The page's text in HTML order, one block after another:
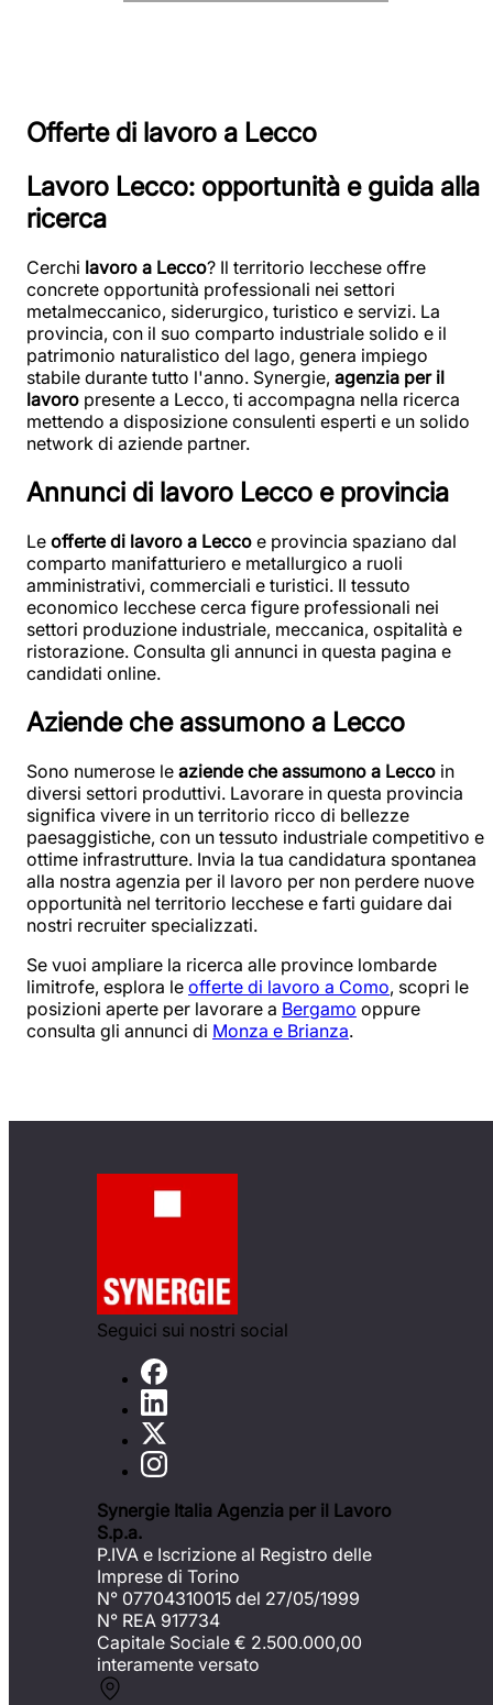
Offerte di lavoro a Lecco
Lavoro Lecco: opportunità e guida alla
ricerca
Cerchi lavoro a Lecco? Il territorio lecchese offre
concrete opportunità professionali nei settori
metalmeccanico, siderurgico, turistico e servizi. La
provincia, con il suo comparto industriale solido e il
patrimonio naturalistico del lago, genera impiego
stabile durante tutto l'anno. Synergie, agenzia per il
lavoro presente a Lecco, ti accompagna nella ricerca
mettendo a disposizione consulenti esperti e un solido
network di aziende partner.
Annunci di lavoro Lecco e provincia
Le offerte di lavoro a Lecco e provincia spaziano dal
comparto manifatturiero e metallurgico a ruoli
amministrativi, commerciali e turistici. Il tessuto
economico lecchese cerca figure professionali nei
settori produzione industriale, meccanica, ospitalità e
ristorazione. Consulta gli annunci in questa pagina e
candidati online.
Aziende che assumono a Lecco
Sono numerose le aziende che assumono a Lecco in
diversi settori produttivi. Lavorare in questa provincia
significa vivere in un territorio ricco di bellezze
paesaggistiche, con un tessuto industriale competitivo e
ottime infrastrutture. Invia la tua candidatura spontanea
alla nostra agenzia per il lavoro per non perdere nuove
opportunità nel territorio lecchese e farti guidare dai
nostri recruiter specializzati.
Se vuoi ampliare la ricerca alle province lombarde
limitrofe, esplora le offerte di lavoro a Como, scopri le
posizioni aperte per lavorare a Bergamo oppure
consulta gli annunci di Monza e Brianza.
Seguici sui nostri social
Synergie Italia Agenzia per il Lavoro
S.p.a.
P.IVA e Iscrizione al Registro delle
Imprese di Torino
N° 07704310015 del 27/05/1999
N° REA 917734
Capitale Sociale € 2.500.000,00
interamente versato